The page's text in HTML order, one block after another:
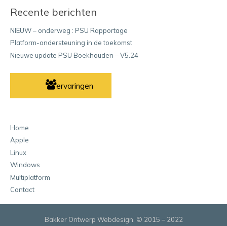
Recente berichten
NIEUW – onderweg : PSU Rapportage
Platform-ondersteuning in de toekomst
Nieuwe update PSU Boekhouden – V5.24
ervaringen
Home
Apple
Linux
Windows
Multiplatform
Contact
Bakker Ontwerp Webdesign. © 2015 – 2022